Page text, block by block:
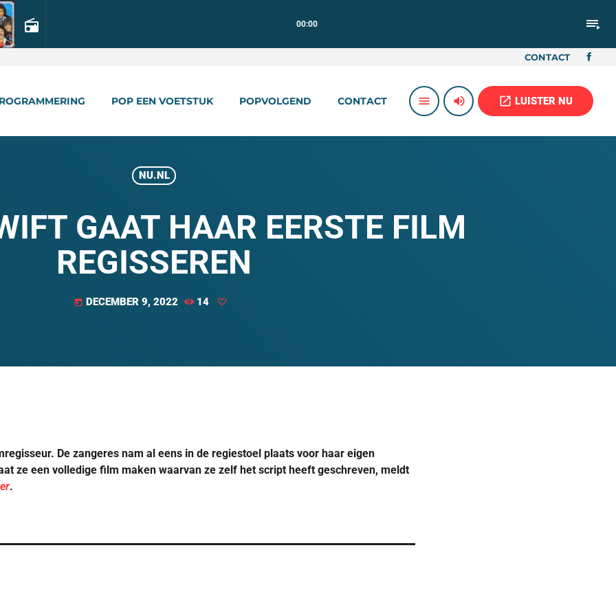
radio 00:00 playlist_play
CONTACT
POP EEN VOETSTUK POPVOLGEND CONTACT menu volume_up open_in_new LUISTER NU
NU.NL
GAAT HAAR EERSTE FILM
REGISSEREN
today DECEMBER 9, 2022 14
De zangeres nam al eens in de regiestoel plaats voor haar eigen
ze een volledige film maken waarvan ze zelf het script heeft geschreven, meldt
.